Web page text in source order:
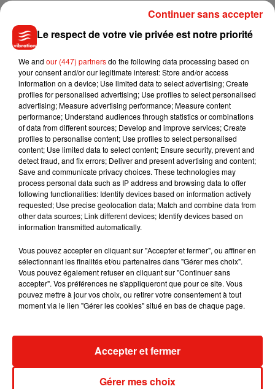
Des sacs vendus entre 20 000 à 30 000
dollars
Il faut dire que la
Vuitton, ndlr) la majorité des fermes de crocodiles du nord de
l'Australie. Ce qui lui permet aujourd'hui de pouvoir contrôler
la qualité de la peau qui sert à la confection de sacs à mains
vendus ensuite entre 20.000 et 30.000 dollars chacun. Ces
deux dernières années, en 2018 et 2019, plus de 24.600
peaux de crocodiles ont été exportées, ce qui représente une
valeur de 26,7 millions de dollars pour l'économie locale,
selon le ministère de l'Environnement et des Ressources
naturelles (DENR).
5 août 2026
Benny Blanco invite Selena Gomez et
Becky G sur son nouveau single
Tiny Desk invite Charlie Puth pour une
live session solaire
Le respect de votre vie privée est notre priorité
We and our (447) partnersdo the following data processing based on
your consent and/or our legitimate interest: Store and/or access
information on a device; Use limited data to select advertising; Create
profiles for personalised advertising; Use profiles to select personalised
advertising; Measure advertising performance; Measure content
performance; Understand audiences through statistics or combinations
of data from different sources; Develop and improve services; Create
profiles to personalise content; Use profiles to select personalised
content; Use limited data to select content; Ensure security, prevent and
detect fraud, and fix errors; Deliver and present advertising and content;
Save and communicate privacy choices. These technologies may
process personal data such as IP address and browsing data to offer
following functionalities: Identify devices based on information actively
requested; Use precise geolocation data; Match and combine data from
other data sources; Link different devices; Identify devices based on
information transmitted automatically.
Vous pouvez accepter en cliquant sur "Accepter et fermer", ou affiner en
sélectionnant les finalités et/ou partenaires dans "Gérer mes choix".
Vous pouvez également refuser en cliquant sur "Continuer sans
accepter". Vos préférences ne s'appliqueront que pour ce site. Vous
pouvez mettre à jour vos choix, ou retirer votre consentement à tout
moment via le lien "Gérer les cookies" situé en bas de chaque page.
Gérer mes choix
Accepter et fermer
Continuer sans accepter